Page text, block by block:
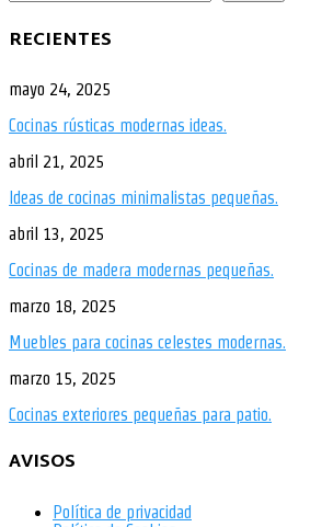
RECIENTES
mayo 24, 2025
Cocinas rústicas modernas ideas.
abril 21, 2025
Ideas de cocinas minimalistas pequeñas.
abril 13, 2025
Cocinas de madera modernas pequeñas.
marzo 18, 2025
Muebles para cocinas celestes modernas.
marzo 15, 2025
Cocinas exteriores pequeñas para patio.
AVISOS
Política de privacidad